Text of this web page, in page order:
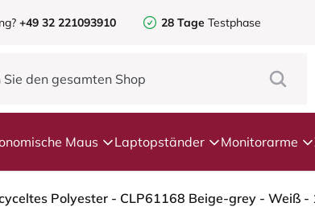
+49 32 221093910 28 Tage Testphase
Maus Laptopständer Monitorarme